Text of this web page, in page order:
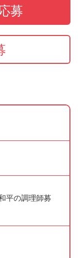
募
平の調理師募